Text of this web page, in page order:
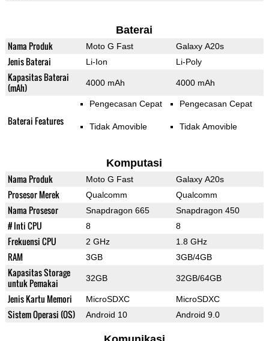
Baterai
Nama Produk Moto G Fast Galaxy A20s
Jenis Baterai Li-Ion Li-Poly
Kapasitas Baterai
(mAh)
4000 mAh 4000 mAh
Baterai Features
Pengecasan Cepat
Tidak Amovible
Pengecasan Cepat
Tidak Amovible
Komputasi
Nama Produk Moto G Fast Galaxy A20s
Prosesor Merek Qualcomm Qualcomm
Nama Prosesor Snapdragon 665 Snapdragon 450
# Inti CPU 8 8
Frekuensi CPU 2 GHz 1.8 GHz
RAM 3GB 3GB/4GB
Kapasitas Storage
untuk Pemakai
32GB 32GB/64GB
Jenis Kartu Memori MicroSDXC MicroSDXC
Sistem Operasi (OS) Android 10 Android 9.0